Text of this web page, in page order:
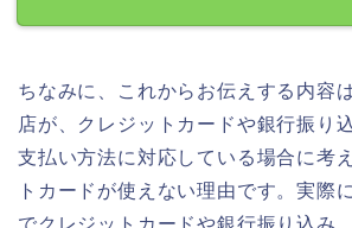
ちなみに、これからお伝えする内容
店が、クレジットカードや銀行振り
支払い方法に対応している場合に考
トカードが使えない理由です。実際
でクレジットカードや銀行振り込み